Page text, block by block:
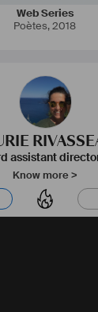
Web Series
Poètes,2018
assistant
Know more >